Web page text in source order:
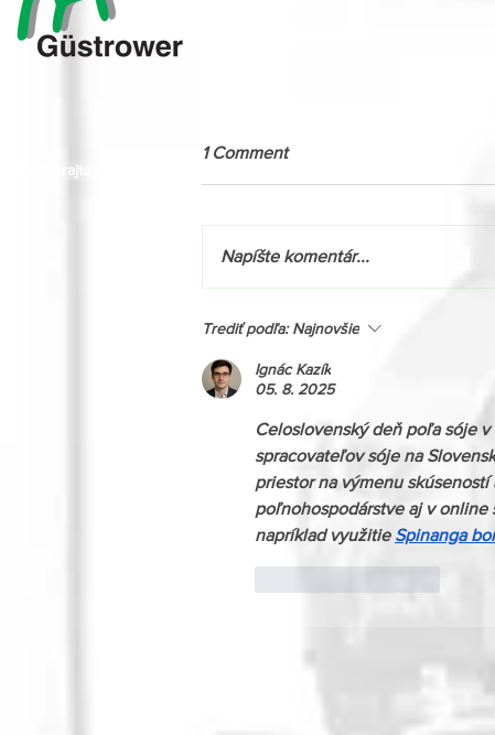
Novinka v akcii: Massey
Ferguson 9S.425 s výkonom
až 425 k!
1 Comment
Napíšte komentár...
Trediť podľa: Najnovšie
Ignác Kazík
05. 8. 2025
Celoslovenský deň poľa sóje
spracovateľov sóje na
priestor na výmenu
poľnohospodárstve aj v online
napríklad využitie Spinanga
Odoberajte naše novinky